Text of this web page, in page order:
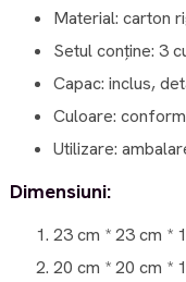
Material: carton
Setul conține: 3
Capac: inclus,
Culoare:
Utilizare:
Dimensiuni:
23 cm * 23 cm *
20 cm * 20 cm *